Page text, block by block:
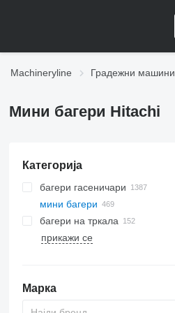
Machineryline Градежни машини
Мини багери Hitachi
Категорија
багери гасеничари
мини багери
багери на тркала
прикажи се
Марка